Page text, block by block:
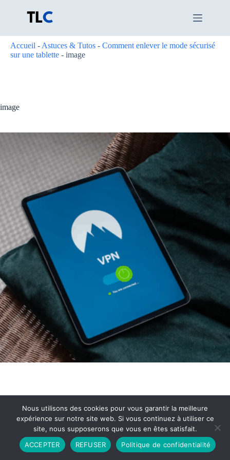
Accueil - Astuces & Tutos - Comment enlever le mode sécurisé
sur une tablette - image
image
Partenariat Contact
Politique de Confidentialité
CGU
Copyright © 2026 - Propulsé par DIEUDUDIABLE
Nous utilisons des cookies pour vous garantir la meilleure
expérience sur notre site web. Si vous continuez à utiliser ce
site, nous supposerons que vous en êtes satisfait.
ACCEPTER
REFUSER Politique de confidentialité